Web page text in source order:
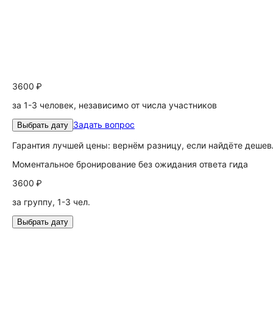
3600 ₽
за 1-3 человек, независимо от числа участников
Выбрать дату Задать вопрос
Гарантия лучшей цены: вернём разницу, если найдёте
Моментальное бронирование без ожидания ответа гида
3600 ₽
за группу, 1-3 чел.
Выбрать дату